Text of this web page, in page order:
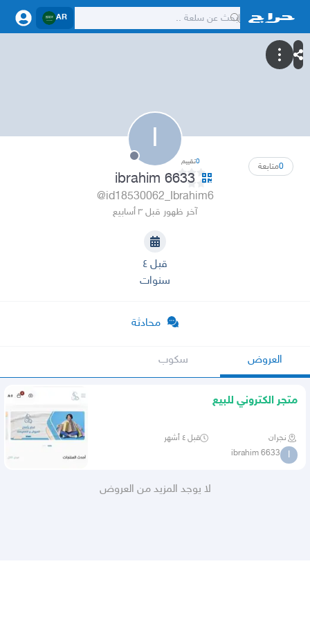
AR
I
0متابعة 0تقييم
ibrahim 6633
@id18530062_Ibrahim6
آخر ظهور قبل ٣ أسابيع
قبل ٤
سنوات
محادثة
العروض سكوب
متجر الكتروني للبيع
نجران قبل ٤ أشهر
I
ibrahim 6633
لا يوجد المزيد من العروض